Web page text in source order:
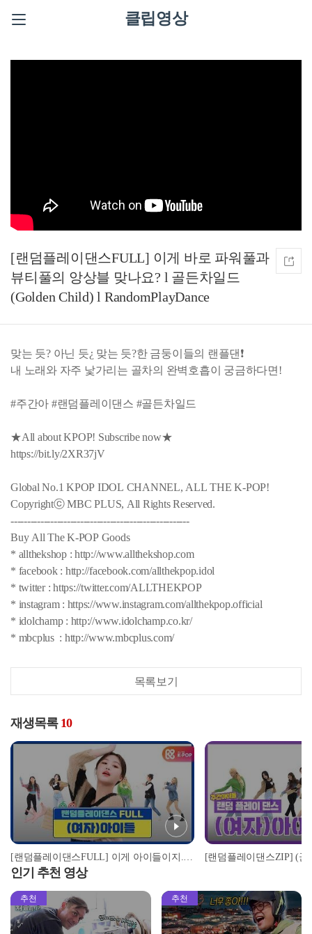
클립영상
[랜덤플레이댄스FULL] 이게 바로 파워풀과
뷰티풀의 앙상블 맞나요? l 골든차일드
(Golden Child) l RandomPlayDance
맞는 듯? 아닌 듯¿ 맞는 듯?한 금둥이들의 랜플댄❗
내 노래와 자주 낯가리는 골차의 완벽호흡이 궁금하다면!
#주간아 #랜덤플레이댄스 #골든차일드
★All about KPOP! Subscribe now★
https://bit.ly/2XR37jV
Global No.1 KPOP IDOL CHANNEL, ALL THE K-POP!
Copyrightⓒ MBC PLUS, All Rights Reserved.
------------------------------------------------------
Buy All The K-POP Goods
* allthekshop : http://www.allthekshop.com
* facebook : http://facebook.com/allthekpop.idol
* twitter : https://twitter.com/ALLTHEKPOP
* instagram : https://www.instagram.com/allthekpop.official
* idolchamp : http://www.idolchamp.co.kr/
* mbcplus : http://www.mbcplus.com/
목록보기
재생목록 10
[랜덤플레이댄스FULL] 이게 아이들이지..☆ 불태울 준비 완료? 활짝 핀 아이들 군무! l 여자아이들((G)I-DLE) l RandomPlayDance
인기 추천 영상
추천 추천